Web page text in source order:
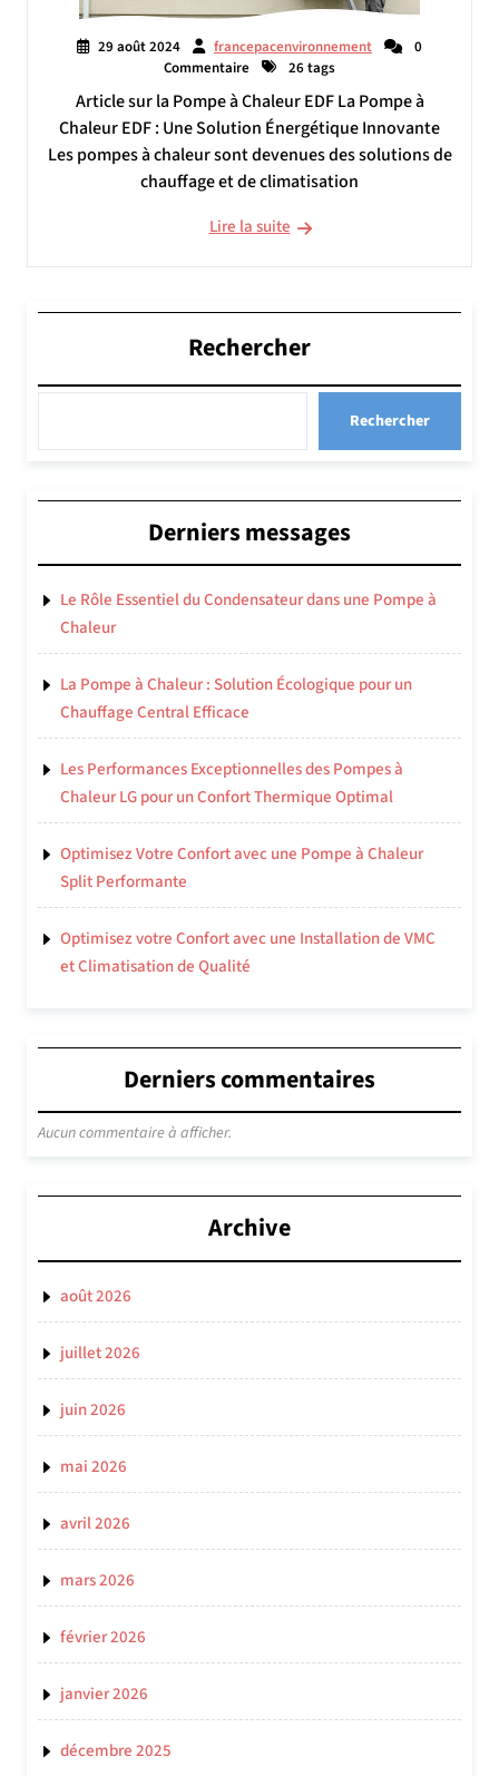
29 août 2024 francepacenvironnement
0
Commentaire
26 tags
Article sur la Pompe à Chaleur EDF La Pompe à
Chaleur EDF : Une Solution Énergétique Innovante
Les pompes à chaleur sont devenues des solutions de
chauffage et de climatisation
Lire la suite
Rechercher
Rechercher
Derniers messages
Le Rôle Essentiel du Condensateur dans une Pompe à
Chaleur
La Pompe à Chaleur : Solution Écologique pour un
Chauffage Central Efficace
Les Performances Exceptionnelles des Pompes à
Chaleur LG pour un Confort Thermique Optimal
Optimisez Votre Confort avec une Pompe à Chaleur
Split Performante
Optimisez votre Confort avec une Installation de VMC
et Climatisation de Qualité
Derniers commentaires
Aucun commentaire à afficher.
Archive
août 2026
juillet 2026
juin 2026
mai 2026
avril 2026
mars 2026
février 2026
janvier 2026
décembre 2025